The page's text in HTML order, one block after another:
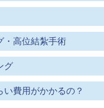
・高位結紮手術
グ
い費用がかかるの？